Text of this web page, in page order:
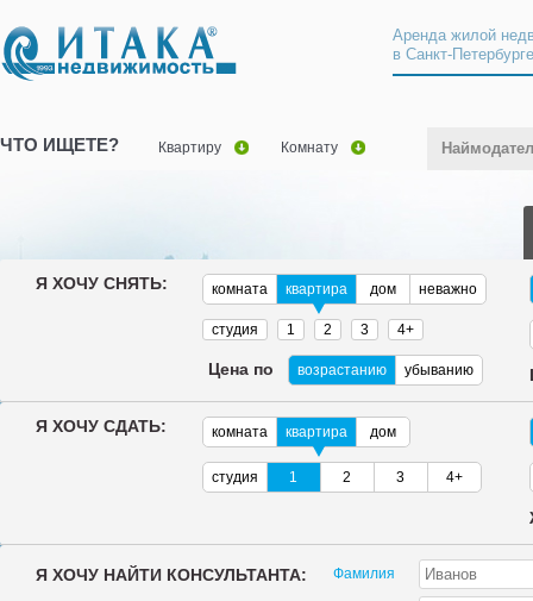
Аренда жилой
в Санкт-
ЧТО ИЩЕТЕ? Квартиру Комнату
Я ХОЧУ СНЯТЬ: комната квартира дом неважно
студия 1 2 3 4+
Цена по возрастанию убыванию
Я ХОЧУ СДАТЬ: комната квартира дом
студия 1 2 3 4+
Я ХОЧУ НАЙТИ КОНСУЛЬТАНТА: Фамилия